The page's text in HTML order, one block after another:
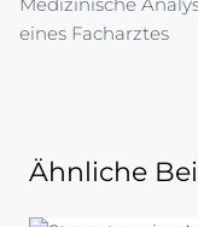
eines Facharztes
Ähnliche